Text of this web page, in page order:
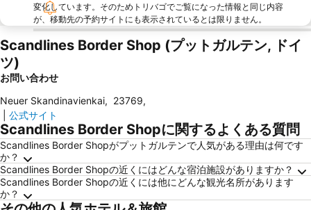
変化しています。そのためトリバゴでご覧になった情報と同じ内容
が、移動先の予約サイトにも表示されているとは限りません。
Scandlines Border Shop (プットガルテン, ドイ
ツ)
お問い合わせ
Neuer Skandinavienkai, 23769,
公式サイト
Scandlines Border Shopに関するよくある質問
Scandlines Border Shopがプットガルテンで人気がある理由は何です
か？
Scandlines Border Shopの近くにはどんな宿泊施設がありますか？
Scandlines Border Shopの近くには他にどんな観光名所があります
か？